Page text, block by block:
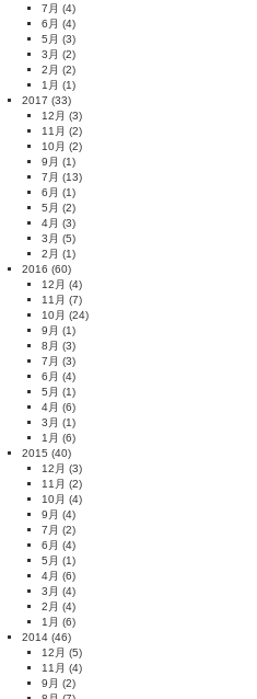
7月 (4)
6月 (4)
5月 (3)
3月 (2)
2月 (2)
1月 (1)
2017 (33)
12月 (3)
11月 (2)
10月 (2)
9月 (1)
7月 (13)
6月 (1)
5月 (2)
4月 (3)
3月 (5)
2月 (1)
2016 (60)
12月 (4)
11月 (7)
10月 (24)
9月 (1)
8月 (3)
7月 (3)
6月 (4)
5月 (1)
4月 (6)
3月 (1)
1月 (6)
2015 (40)
12月 (3)
11月 (2)
10月 (4)
9月 (4)
7月 (2)
6月 (4)
5月 (1)
4月 (6)
3月 (4)
2月 (4)
1月 (6)
2014 (46)
12月 (5)
11月 (4)
9月 (2)